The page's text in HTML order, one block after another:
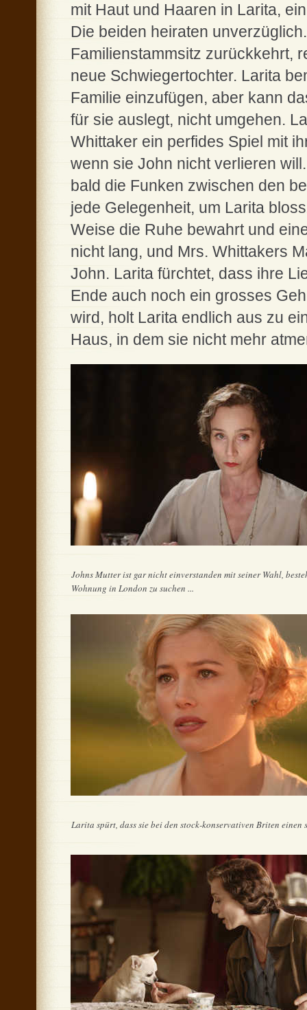
mit Haut und Haaren in Larita,
Die beiden heiraten
Familienstammsitz zurückkehrt,
neue Schwiegertochter. Larita
Familie einzufügen, aber kann
für sie auslegt, nicht umgehen.
Whittaker ein perfides Spiel mit
wenn sie John nicht verlieren
bald die Funken zwischen den
jede Gelegenheit, um Larita
Weise die Ruhe bewahrt und
nicht lang, und Mrs. Whittakers
John. Larita fürchtet, dass ihre
Ende auch noch ein grosses
wird, holt Larita endlich aus zu
Haus, in dem sie nicht mehr
Johns Mutter ist gar nicht einverstanden mit seiner Wahl,
Wohnung in London zu suchen ...
Larita spürt, dass sie bei den stock-konservativen Briten einen